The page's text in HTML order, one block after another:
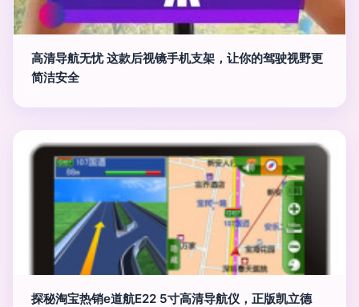
高清导航无忧 这款后视镜手机支架，让你的驾驶视野更
简洁安全
探秘淘宝热销e道航E22 5寸高清导航仪，正版凯立德